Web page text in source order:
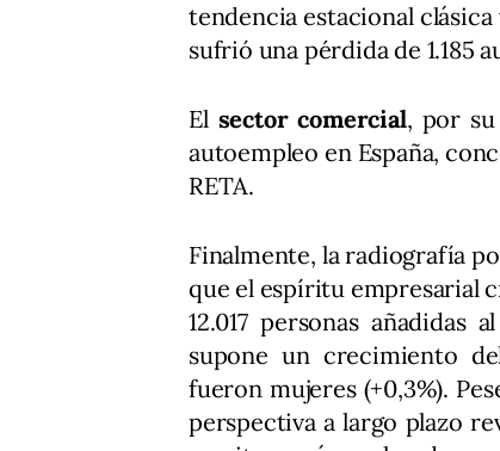
tendencia estacional
sufrió una pérdida de 1.185
Elsector comercial, por
autoempleo en España,
RETA.
Finalmente, la radiografía
que el espíritu empresarial
12.017 personas añadidas
supone un crecimiento
fueron mujeres (+0,3%).
perspectiva a largo plazo